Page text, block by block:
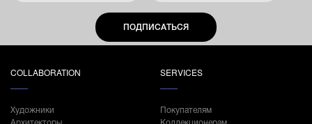
ПОДПИСАТЬСЯ
COLLABORATION
Художники
Архитекторы
SERVICES
Покупателям
Коллекционерам